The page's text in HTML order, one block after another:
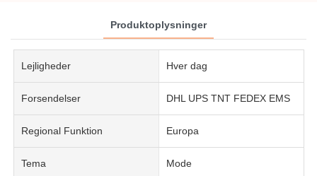
Produktoplysninger
Lejligheder Hver dag
Forsendelser DHL UPS TNT FEDEX EMS
Regional Funktion Europa
Tema Mode